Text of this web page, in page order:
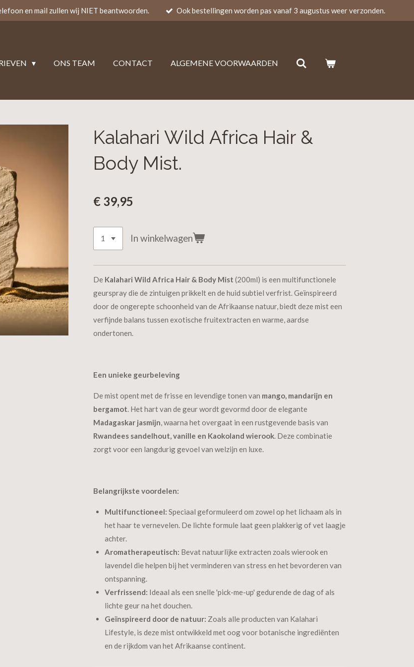
en mail zullen wij NIET beantwoorden. Ook bestellingen worden pas vanaf 3 augustus weer verzonden.
ONS TEAM CONTACT ALGEMENE VOORWAARDEN
Kalahari Wild Africa Hair &
Body Mist.
€ 39,95
In winkelwagen
De Kalahari Wild Africa Hair & Body Mist (200ml) is een multifunctionele
geurspray die de zintuigen prikkelt en de huid subtiel verfrist. Geïnspireerd
door de ongerepte schoonheid van de Afrikaanse natuur, biedt deze mist een
verfijnde balans tussen exotische fruitextracten en warme, aardse
ondertonen.
Een unieke geurbeleving
De mist opent met de frisse en levendige tonen van mango, mandarijn en
bergamot. Het hart van de geur wordt gevormd door de elegante
Madagaskar jasmijn, waarna het overgaat in een rustgevende basis van
Rwandees sandelhout, vanille en Kaokoland wierook. Deze combinatie
zorgt voor een langdurig gevoel van welzijn en luxe.
Belangrijkste voordelen:
Multifunctioneel: Speciaal geformuleerd om zowel op het lichaam als in
het haar te vernevelen. De lichte formule laat geen plakkerig of vet laagje
achter.
Aromatherapeutisch: Bevat natuurlijke extracten zoals wierook en
lavendel die helpen bij het verminderen van stress en het bevorderen van
ontspanning.
Verfrissend: Ideaal als een snelle 'pick-me-up' gedurende de dag of als
lichte geur na het douchen.
Geïnspireerd door de natuur: Zoals alle producten van Kalahari
Lifestyle, is deze mist ontwikkeld met oog voor botanische ingrediënten
en de rijkdom van het Afrikaanse continent.